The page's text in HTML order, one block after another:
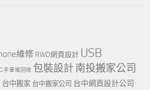
維修 RWD網頁設計 USB
手筆電回收 包裝設計 南投搬家公司
台中搬家 台中搬家公司 台中網頁設計公司